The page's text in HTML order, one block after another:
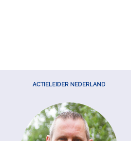
ACTIELEIDER NEDERLAND